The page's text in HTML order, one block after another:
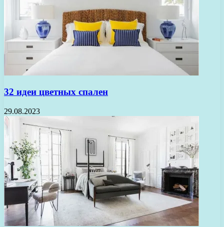
32 идеи цветных спален
29.08.2023